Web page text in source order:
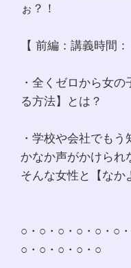
ぉ？！
【 前編：講義時間
・全くゼロから女
る方法】とは？
・学校や会社でも
かなか声がかけられ
そんな女性と【なか
○・○・○・○・○・○
○・○・○・○・○